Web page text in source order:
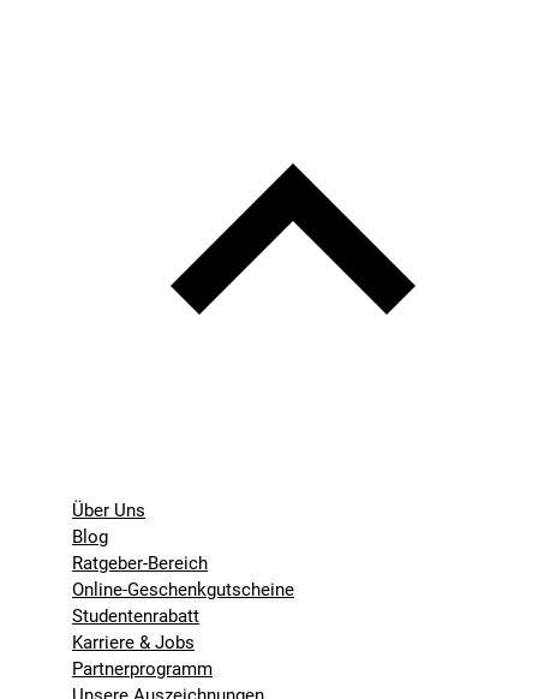
Über Uns
Blog
Ratgeber-Bereich
Online-Geschenkgutscheine
Studentenrabatt
Karriere & Jobs
Partnerprogramm